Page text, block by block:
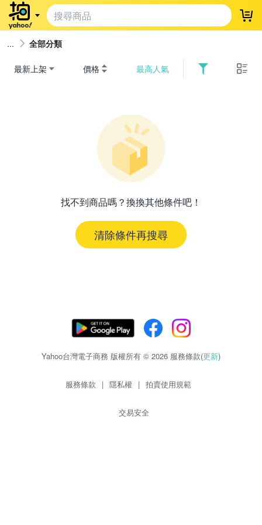
登
全部分類
最新上架 價格 最高人氣
找不到商品嗎？換換其他條件吧！
清除條件再搜尋
Yahoo台灣電子商務 版權所有 © 2026 服務條款(更新)
服務條款 | 隱私權 | 拍賣使用規範
交易安全